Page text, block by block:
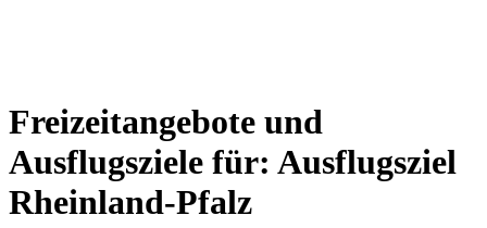
Freizeitangebote und
Ausflugsziele für: Ausflugsziel
Rheinland-Pfalz